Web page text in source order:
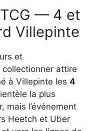
— 4 et
Villepinte
et
attire
à Villepinte les 4
la plus
mais l’événement
Heetch et Uber